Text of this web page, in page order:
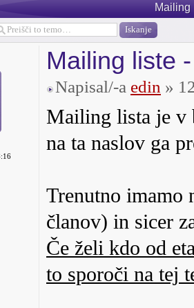
Mailing
Mailing liste
Napisal/-a edin »
Mailing lista je v
na ta naslov ga
Trenutno imamo
članov) in sicer
Če želi kdo od
to sporoči na tej